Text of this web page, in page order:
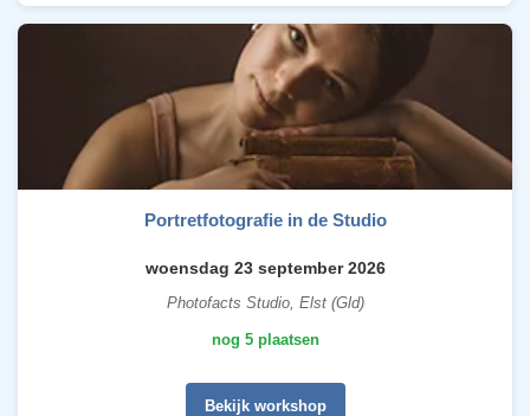
Portretfotografie in de Studio
woensdag 23 september 2026
Photofacts Studio, Elst (Gld)
nog 5 plaatsen
Bekijk workshop